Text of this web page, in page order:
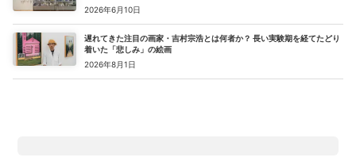
2026年6月10日
遅れてきた注目の画家・吉村宗浩とは何者か？ 長い実験期を経てたどり
着いた「悲しみ」の絵画
2026年8月1日